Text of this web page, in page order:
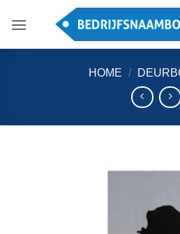
naar
HOME /